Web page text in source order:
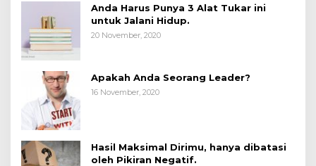
Anda Harus Punya 3 Alat Tukar ini
untuk Jalani Hidup.
20 November, 2020
Apakah Anda Seorang Leader?
16 November, 2020
Hasil Maksimal Dirimu, hanya dibatasi
oleh Pikiran Negatif.